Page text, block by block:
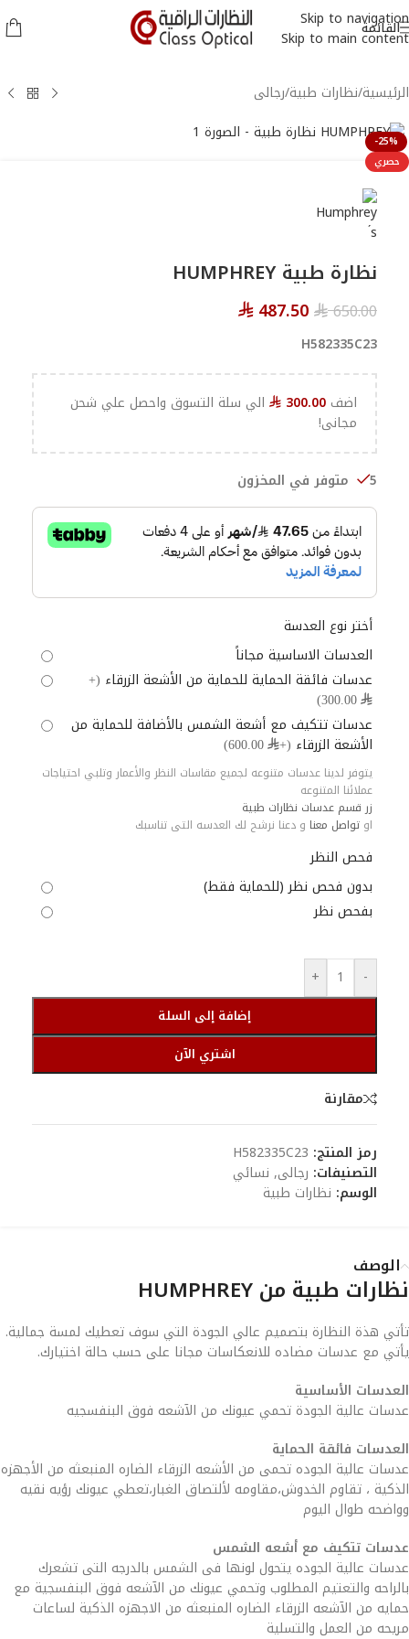
Skip to navigation
Skip to main content
القائمة
الرئيسية/نظارات طبية/رجالى
-25%
حصري
نظارة طبية HUMPHREY
⃁650.00
⃁487.50
H582335C23
اضف ⃁ 300.00
الي سلة التسوق واحصل علي شحن
مجانى!
5 متوفر في المخزون
أختر نوع العدسة
العدسات الاساسية مجاناً
عدسات فائقة الحماية للحماية من الأشعة الزرقاء (+
⃁ 300.00)
عدسات تتكيف مع أشعة الشمس بالأضافة للحماية من
الأشعة الزرقاء (+⃁ 600.00)
يتوفر لدينا عدسات متنوعه لجميع مقاسات النظر والأعمار وتلبي احتياجات
عملائنا المتنوعه
زر قسم عدسات نظارات طبية
او تواصل معنا و دعنا نرشح لك العدسه التى تناسبك
فحص النظر
بدون فحص نظر (للحماية فقط)
بفحص نظر
-
+
إضافة إلى السلة
اشتري الآن
مقارنة
رمز المنتج: H582335C23
التصنيفات: رجالى, نسائي
الوسم: نظارات طبية
الوصف
نظارات طبية من HUMPHREY
تأتي هذة النظارة بتصميم عالي الجودة التي سوف تعطيك لمسة جمالية.
يأتي مع عدسات مضاده للانعكاسات مجانا على حسب حالة اختيارك.
العدسات الأساسية
عدسات عالية الجودة تحمي عيونك من الآشعه فوق البنفسجيه
العدسات فائقة الحماية
عدسات عالية الجوده تحمى من الأشعه الزرقاء الضاره المنبعثه من الأجهزه
الذكية ، تقاوم الخدوش،مقاومه لألتصاق الغبار،تعطي عيونك رؤيه نقيه
وواضحه طوال اليوم
عدسات تتكيف مع أشعه الشمس
عدسات عالية الجوده يتحول لونها فى الشمس بالدرجه التى تشعرك
بالراحه والتعتيم المطلوب وتحمي عيونك من الآشعه فوق البنفسجية مع
حمايه من الآشعه الزرقاء الضاره المنبعثه من الاجهزه الذكية لساعات
مريحه من العمل والتسلية